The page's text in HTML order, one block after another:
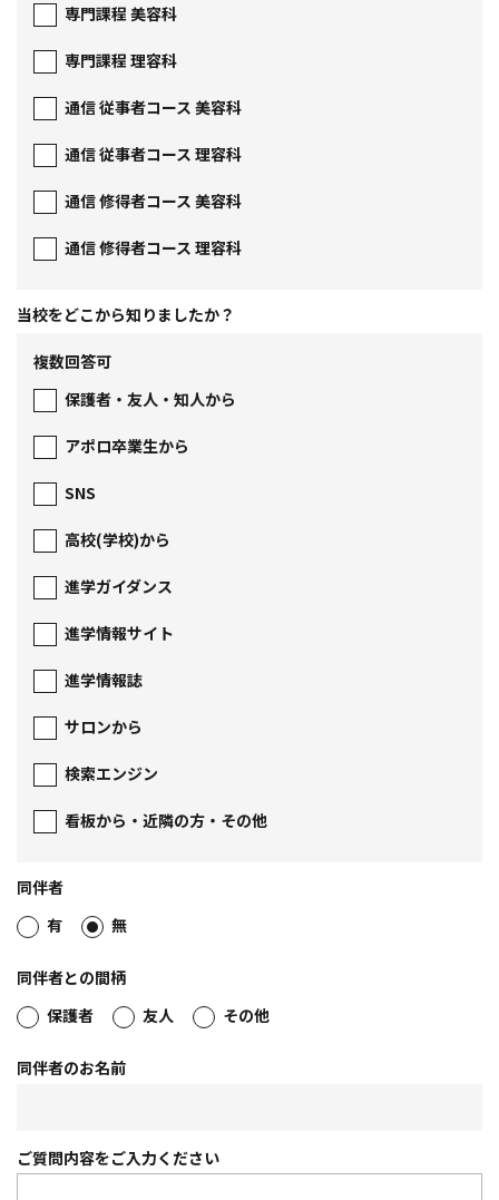
専門課程 美容科
専門課程 理容科
通信 従事者コース 美容科
通信 従事者コース 理容科
通信 修得者コース 美容科
通信 修得者コース 理容科
当校をどこから知りましたか？
複数回答可
保護者・友人・知人から
アポロ卒業生から
SNS
高校(学校)から
進学ガイダンス
進学情報サイト
進学情報誌
サロンから
検索エンジン
看板から・近隣の方・その他
同伴者
有
無
同伴者との間柄
保護者
友人 その他
同伴者のお名前
ご質問内容をご入力ください